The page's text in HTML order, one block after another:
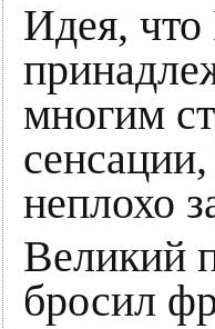
Идея,
многим
неплохо
Великий
бросил